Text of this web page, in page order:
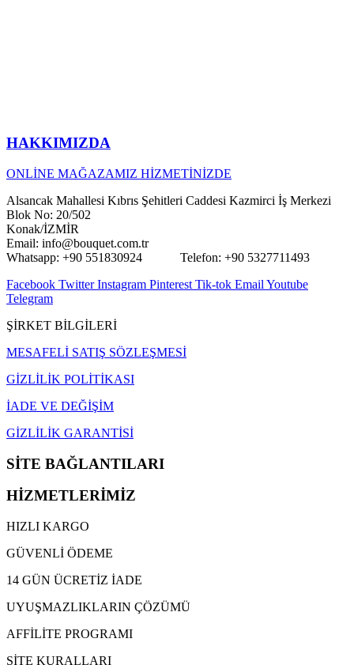
HAKKIMIZDA
ONLİNE MAĞAZAMIZ HİZMETİNİZDE
Alsancak Mahallesi Kıbrıs Şehitleri Caddesi Kazmirci İş Merkezi
Blok No: 20/502
Konak/İZMİR
Email: info@bouquet.com.tr
Whatsapp: +90 551830924 Telefon: +90 5327711493
Facebook Twitter Instagram Pinterest Tik-tok Email Youtube
Telegram
ŞİRKET BİLGİLERİ
MESAFELİ SATIŞ SÖZLEŞMESİ
GİZLİLİK POLİTİKASI
İADE VE DEĞİŞİM
GİZLİLİK GARANTİSİ
SİTE BAĞLANTILARI
HİZMETLERİMİZ
HIZLI KARGO
GÜVENLİ ÖDEME
14 GÜN ÜCRETİZ İADE
UYUŞMAZLIKLARIN ÇÖZÜMÜ
AFFİLİTE PROGRAMI
SİTE KURALLARI